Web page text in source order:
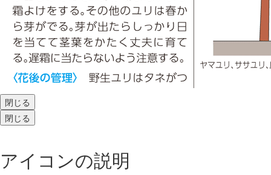
閉じる
閉じる
アイコンの説明